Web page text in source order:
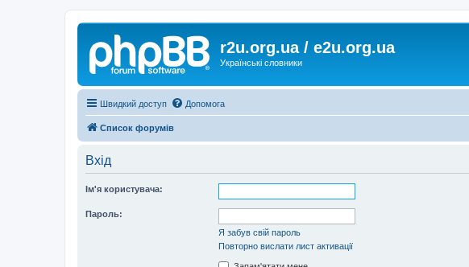
r2u.org.ua / e2u.org.ua
Українські словники
Швидкий доступ Допомога
Список форумів
Вхід
Ім'я користувача:
Пароль:
Я забув свій пароль
Повторно вислати лист активації